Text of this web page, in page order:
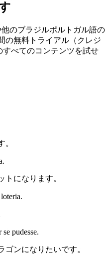
のブラジルポルトガル語の
の無料トライアル（クレジ
すべてのコンテンツを試せ
。
トになります。
pudesse.
ゴンになりたいです。